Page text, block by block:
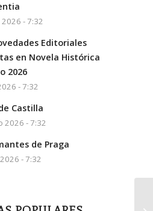
- 7:32
Editoriales
en Novela Histórica
2026
- 7:32
Castilla
2026 - 7:32
de Praga
- 7:32